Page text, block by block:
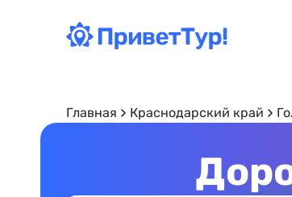
Главная Краснодарский край